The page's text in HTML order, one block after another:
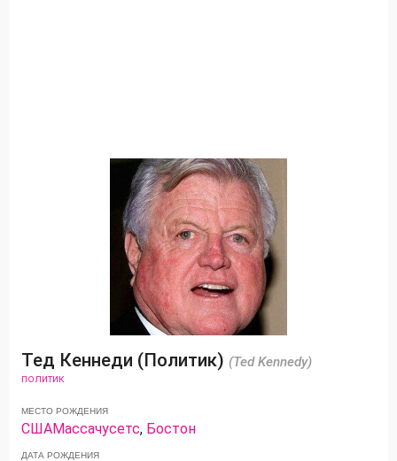
Тед Кеннеди (Политик) (Ted Kennedy)
ПОЛИТИК
МЕСТО РОЖДЕНИЯ
СШАМассачусетс, Бостон
ДАТА РОЖДЕНИЯ